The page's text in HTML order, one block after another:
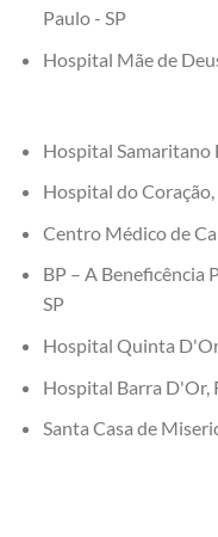
Paulo - SP
Hospital Mãe de
Hospital Samaritano
Hospital do Coração,
Centro Médico de
BP – A Beneficência
SP
Hospital Quinta
Hospital Barra D'Or,
Santa Casa de